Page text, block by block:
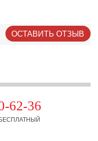
ОСТАВИТЬ ОТЗЫВ
62-36